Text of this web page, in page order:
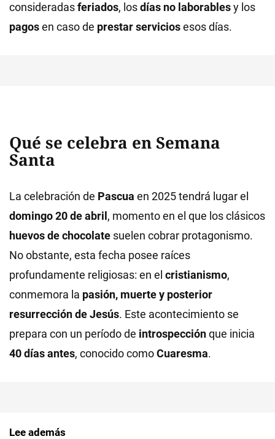
consideradasferiados, losdías no laborablesy los
pagosen caso de prestar serviciosesos días.
Qué se celebra en Semana
Santa
La celebración de Pascua en 2025 tendrá lugar el
domingo 20 de abril , momento en el que los clásicos
huevos de chocolate suelen cobrar protagonismo.
No obstante, esta fecha posee raíces
profundamente religiosas: en el cristianismo,
conmemora la pasión, muerte y posterior
resurrección de Jesús. Este acontecimiento se
prepara con un período de introspecciónque inicia
40 días antes, conocido comoCuaresma.
Lee además